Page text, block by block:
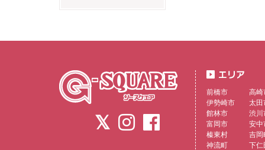
前橋市
高崎
伊勢崎市
太田
館林市
渋川
富岡市
安中
榛東村
吉岡
神流町
下仁